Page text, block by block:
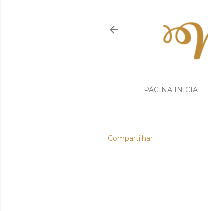
PÁGINA INICIAL
Compartilhar